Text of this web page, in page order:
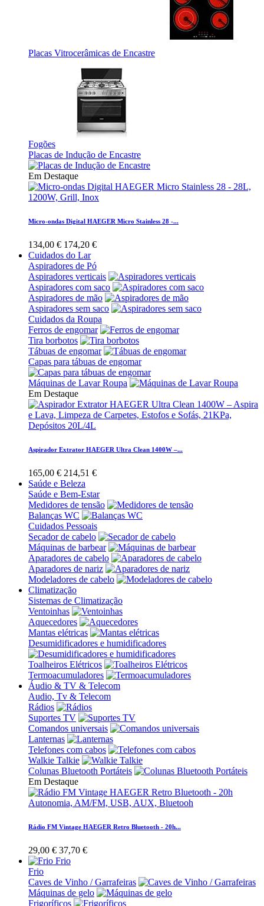
Placas Vitrocerâmicas de Encastre
Fogões
Placas de Indução de Encastre
Em Destaque
Micro-ondas Digital HAEGER Micro Stainless 28 -...
134,00 € 174,20 €
Cuidados do Lar
Aspiradores de Pó
Aspiradores verticais
Aspiradores com saco
Aspiradores de mão
Aspiradores sem saco
Cuidados da Roupa
Ferros de engomar
Tira borbotos
Tábuas de engomar
Capas para tábuas de engomar
Máquinas de Lavar Roupa
Em Destaque
Aspirador Extrator HAEGER Ultra Clean 1400W –...
165,00 € 214,51 €
Saúde e Beleza
Saúde e Bem-Estar
Medidores de tensão
Balanças WC
Cuidados Pessoais
Secador de cabelo
Máquinas de barbear
Aparadores de cabelo
Aparadores de nariz
Modeladores de cabelo
Climatização
Sistemas de Climatização
Ventoinhas
Aquecedores
Mantas elétricas
Desumidificadores e humidificadores
Toalheiros Elétricos
Termoacumuladores
Áudio & TV & Telecom
Audio, Tv & Telecom
Rádios
Suportes TV
Comandos universais
Lanternas
Telefones com cabos
Walkie Talkie
Colunas Bluetooth Portáteis
Em Destaque
Rádio FM Vintage HAEGER Retro Bluetooth - 20h...
29,00 € 37,70 €
Frio
Frio
Caves de Vinho / Garrafeiras
Máquinas de gelo
Frigoríficos